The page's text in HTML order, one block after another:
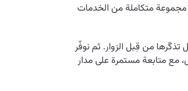
مجموعة متكاملة من الخدمات
من قِبل الزوار. ثم نوفّر
مع متابعة مستمرة على مدار